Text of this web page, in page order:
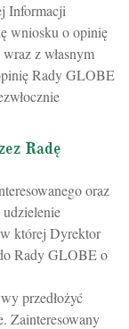
Informacji
wniosku o opinię
z własnym
Rady GLOBE
Radę
oraz
której Dyrektor
Rady GLOBE o
przedłożyć
Zainteresowany